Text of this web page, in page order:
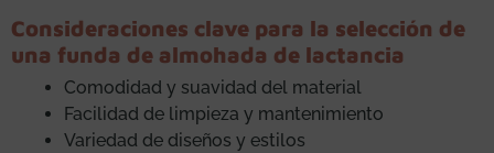
Consideraciones clave para la selección de
una funda de almohada de lactancia
Comodidad y suavidad del material
Facilidad de limpieza y mantenimiento
Variedad de diseños y estilos